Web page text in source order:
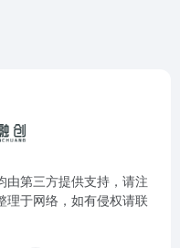
由第三方提供支持，请注
理于网络，如有侵权请联